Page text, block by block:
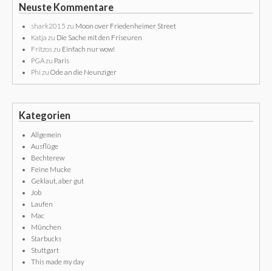
Neuste Kommentare
shark2015 zu Moon over Friedenheimer Street
Katja zu Die Sache mit den Friseuren
Fritzoszu Einfach nur wow!
PGAzu Paris
Phi zu Ode an die Neunziger
Kategorien
Allgemein
Ausflüge
Bechterew
Feine Mucke
Geklaut, aber gut
Job
Laufen
Mac
München
Starbucks
Stuttgart
This made my day